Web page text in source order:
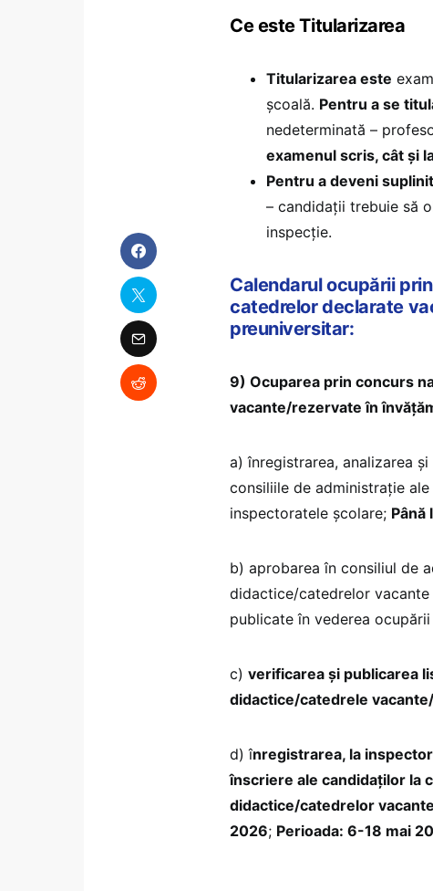
Ce este Titularizarea
Titularizarea este
școală. Pentru a se
nedeterminată –
examenul scris, cât și
Pentru a deveni
– candidații trebuie să
inspecție.
Calendarul ocupării
catedrelor declarate
preuniversitar:
9) Ocuparea prin concurs
vacante/rezervate în
a) înregistrarea, analizarea
consiliile de administraţie
inspectoratele şcolare; Până
b) aprobarea în consiliul de
didactice/catedrelor
publicate în vederea
c) verificarea și publicarea
didactice/catedrele
d) înregistrarea, la
înscriere ale candidaților la
didactice/catedrelor
2026; Perioada: 6-18 mai